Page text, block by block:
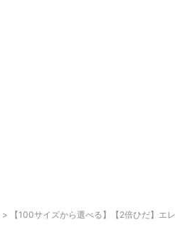
>
【100サイズから選べる】【2倍ひだ】エ